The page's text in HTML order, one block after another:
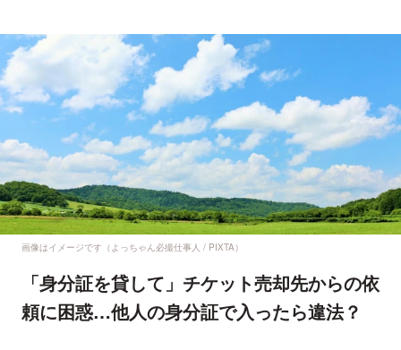
画像はイメージです（よっちゃん必撮仕事人 / PIXTA）
「身分証を貸して」チケット売却先からの依
頼に困惑…他人の身分証で入ったら違法？